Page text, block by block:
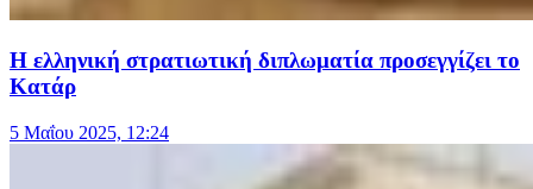
Η ελληνική στρατιωτική διπλωματία προσεγγίζει το
Κατάρ
5 Μαΐου 2025, 12:24